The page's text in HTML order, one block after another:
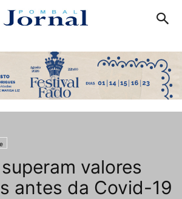
valores
antes da Covid-19